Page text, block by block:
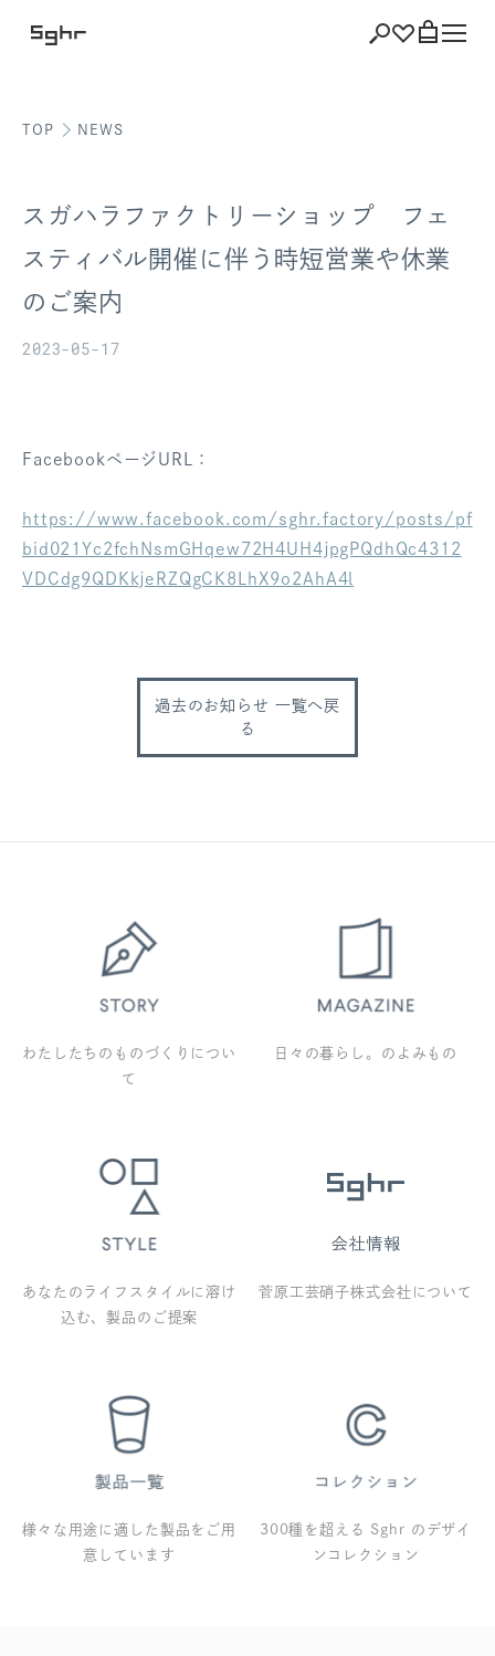
ショッピング バッグを見る
ログアウト
TOP NEWS
スガハラファクトリーショップ フェ
スティバル開催に伴う時短営業や休業
のご案内
2023-05-17
FacebookページURL：
https://www.facebook.com/sghr.factory/posts/pf
bid021Yc2fchNsmGHqew72H4UH4jpgPQdhQc4312
VDCdg9QDKkjeRZQgCK8LhX9o2AhA4l
過去のお知らせ 一覧へ戻
る
わたしたちのものづくりについ
て
日々の暮らし。のよみもの
あなたのライフスタイルに溶け
込む、製品のご提案
菅原工芸硝子株式会社について
様々な用途に適した製品をご用
意しています
300種を超える Sghr のデザイ
ンコレクション